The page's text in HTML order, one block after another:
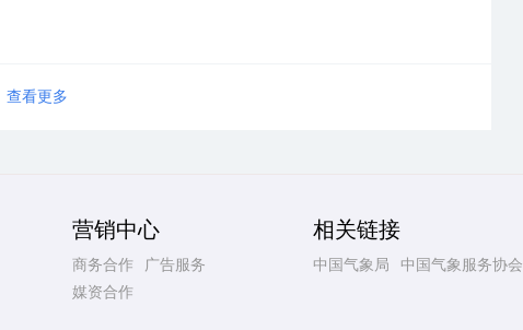
查看更多
营销中心
商务合作
广告服务
媒资合作
相关链接
中国气象局 中国气象服务协会